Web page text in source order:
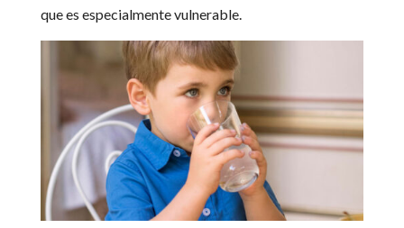
que es especialmente vulnerable.